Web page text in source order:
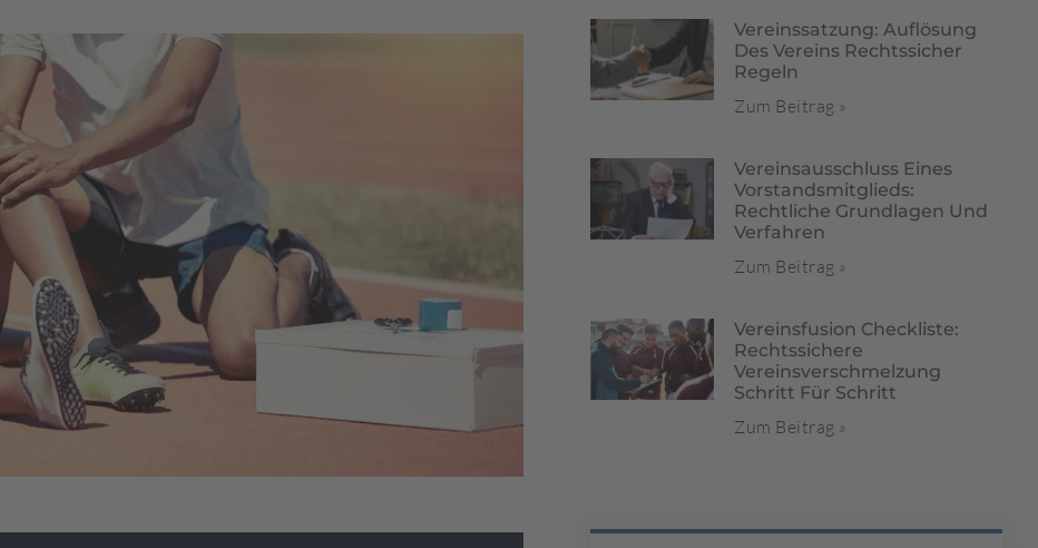
Vereinssatzung: Auflösung
Des Vereins Rechtssicher
Regeln
Zum Beitrag »
Vereinsausschluss Eines
Vorstandsmitglieds:
Rechtliche Grundlagen Und
Verfahren
Zum Beitrag »
Vereinsfusion Checkliste:
Rechtssichere
Vereinsverschmelzung
Schritt Für Schritt
Zum Beitrag »